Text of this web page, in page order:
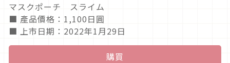
マスクポーチ スライム
■ 產品價格：1,100日圓
■ 上市日期：2022年1月29日
購買